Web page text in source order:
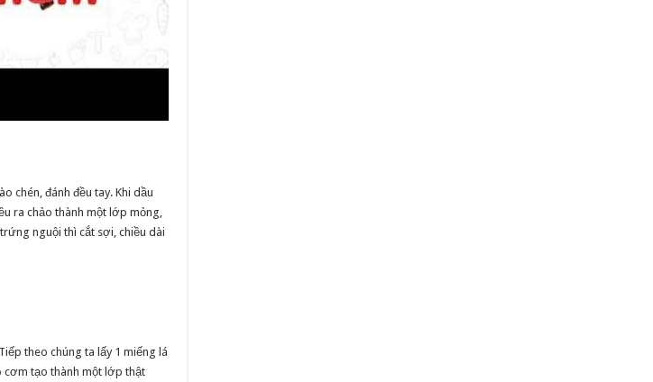
chén, đánh đều tay. Khi dầu
ra chảo thành một lớp mỏng,
nguội thì cắt sợi, chiều dài
theo chúng ta lấy 1 miếng lá
cơm tạo thành một lớp thật